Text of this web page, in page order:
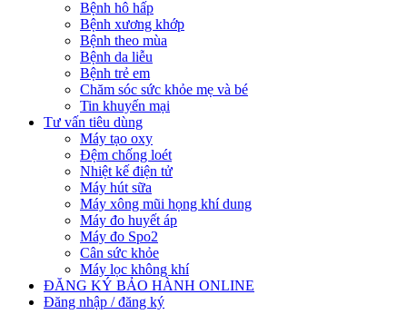
Bệnh hô hấp
Bệnh xương khớp
Bệnh theo mùa
Bệnh da liễu
Bệnh trẻ em
Chăm sóc sức khỏe mẹ và bé
Tin khuyến mại
Tư vấn tiêu dùng
Máy tạo oxy
Đệm chống loét
Nhiệt kế điện tử
Máy hút sữa
Máy xông mũi họng khí dung
Máy đo huyết áp
Máy đo Spo2
Cân sức khỏe
Máy lọc không khí
ĐĂNG KÝ BẢO HÀNH ONLINE
Đăng nhập / đăng ký